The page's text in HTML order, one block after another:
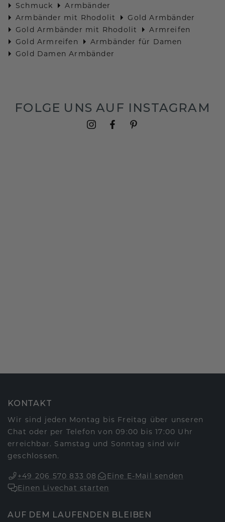
Schmuck
Armbänder
Armbänder mit Rhodolit
Gold Armbänder
Gold Armbänder mit Rhodolit
Armreifen
Gold Armreifen
Armbänder für Damen
Gold Damen Armbänder
FOLGE UNS AUF INSTAGRAM
KONTAKT
Wir sind jeden Montag bis Freitag über unseren
Chat oder per Telefon von 09:00 bis 17:00 Uhr
erreichbar. Samstag und Sonntag sind wir
geschlossen.
+49 206 570 833 08
Eine E-Mail senden
Einen Livechat starten
AUF DEM LAUFENDEN BLEIBEN